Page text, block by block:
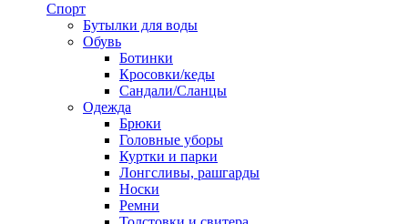
Спорт
Бутылки для воды
Обувь
Ботинки
Кросовки/кеды
Сандали/Сланцы
Одежда
Брюки
Головные уборы
Куртки и парки
Лонгсливы, рашгарды
Носки
Ремни